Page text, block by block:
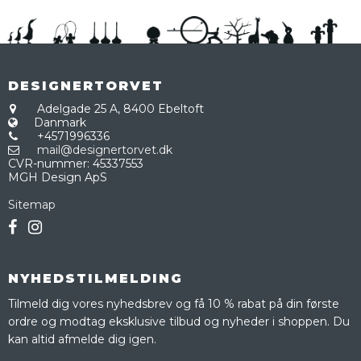
DESIGNERTORVET
Adelgade 25 A, 8400 Ebeltoft
Danmark
+4571996336
mail@designertorvet.dk
CVR-nummer: 45337553
MGH Design ApS
Sitemap
NYHEDSTILMELDING
Tilmeld dig vores nyhedsbrev og få 10 % rabat på din første
ordre og modtag eksklusive tilbud og nyheder i shoppen. Du
kan altid afmelde dig igen.